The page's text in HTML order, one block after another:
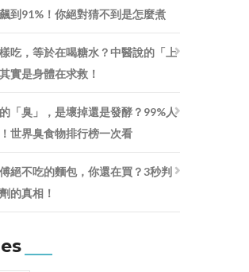
到91%！你絕對猜不到是怎麼煮
吃，等於在喝糖水？中醫說的「上
實是身體在求救！
「臭」，是壞掉還是發酵？99%人
世界臭食物排行榜一次看
絕不吃的麵包，你還在買？3秒判
的真相！